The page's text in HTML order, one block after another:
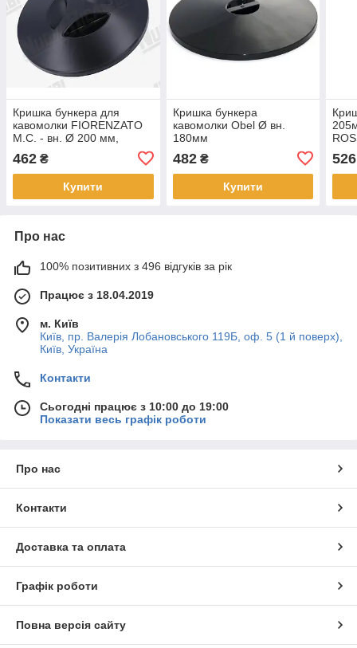
Кришка бункера для
кавомолки FIORENZATO
M.C. - вн. Ø 200 мм,
462 ₴
Купити
Кришка бункера
кавомолки Obel Ø вн.
180мм
482₴
Купити
526
Про нас
100% позитивних з 496 відгуків за рік
Працює з 18.04.2019
м. Київ
Київ, пр. Валерія Лобановського 119Б, оф. 5 (1 й поверх),
Київ, Україна
Контакти
Сьогодні працює з 10:00 до 19:00
Показати весь графік роботи
Про нас
Контакти
Доставка та оплата
Графік роботи
Повна версія сайту